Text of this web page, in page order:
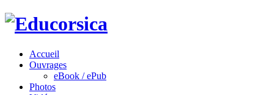
Accueil
Ouvrages
eBook / ePub
Photos